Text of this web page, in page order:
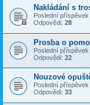
Nakládání s
Poslední příspěvek
Odpovědi: 28
Prosba o
Poslední příspěvek
Odpovědi: 22
Nouzové
Poslední příspěvek
Odpovědi: 33